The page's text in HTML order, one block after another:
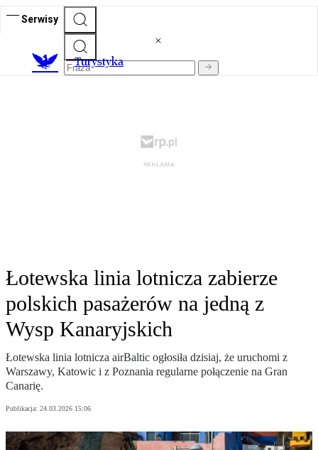
Serwisy
Turystyka
Łotewska linia lotnicza zabierze
polskich pasażerów na jedną z
Wysp Kanaryjskich
Łotewska linia lotnicza airBaltic ogłosiła dzisiaj, że uruchomi z
Warszawy, Katowic i z Poznania regularne połączenie na Gran
Canarię.
Publikacja: 24.03.2026 15:06